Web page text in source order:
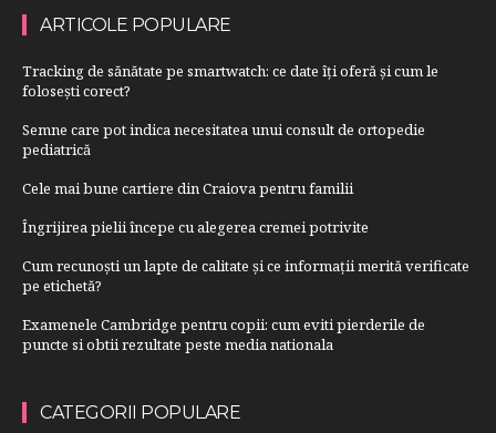
ARTICOLE POPULARE
Tracking de sănătate pe smartwatch: ce date îți oferă și cum le
folosești corect?
Semne care pot indica necesitatea unui consult de ortopedie
pediatrică
Cele mai bune cartiere din Craiova pentru familii
Îngrijirea pielii începe cu alegerea cremei potrivite
Cum recunoști un lapte de calitate și ce informații merită verificate
pe etichetă?
Examenele Cambridge pentru copii: cum eviti pierderile de
puncte si obtii rezultate peste media nationala
CATEGORII POPULARE